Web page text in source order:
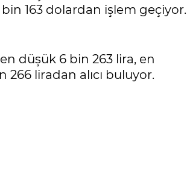
163 dolardan işlem geçiyor.
düşük 6 bin 263 lira, en
266 liradan alıcı buluyor.